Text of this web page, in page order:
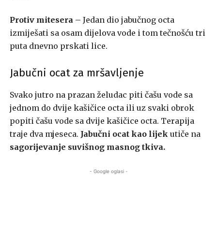
Protiv mitesera – Jedan dio jabučnog octa
izmiješati sa osam dijelova vode i tom tečnošću tri
puta dnevno prskati lice.
Jabučni ocat za mršavljenje
Svako jutro na prazan želudac piti čašu vode sa
jednom do dvije kašičice octa ili uz svaki obrok
popiti čašu vode sa dvije kašičice octa. Terapija
traje dva mjeseca. Jabučni ocat kao lijek utiče na
sagorijevanje suvišnog masnog tkiva.
- Google oglasi -